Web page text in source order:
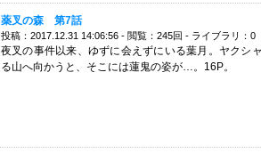
薬叉の森 第7話
投稿：2017.12.31 14:06:56 - 閲覧：245回 - ライブラリ：0
夜叉の事件以来、ゆずに会えずにいる葉月。ヤクシ
る山へ向かうと、そこには蓮鬼の姿が…。16P。